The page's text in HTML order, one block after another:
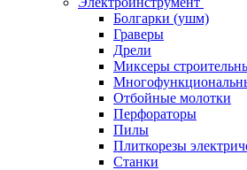
Болгарки (ушм)
Граверы
Дрели
Миксеры
Отбойные молотки
Перфораторы
Пилы
Плиткорезы
Станки